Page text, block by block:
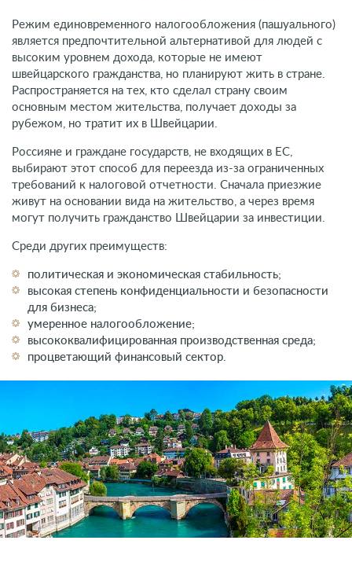
Режим единовременного налогообложения (пашуального)
является предпочтительной альтернативой для людей с
высоким уровнем дохода, которые не имеют
швейцарского гражданства, но планируют жить в стране.
Распространяется на тех, кто сделал страну своим
основным местом жительства, получает доходы за
рубежом, но тратит их в Швейцарии.
Россияне и граждане государств, не входящих в ЕС,
выбирают этот способ для переезда из-за ограниченных
требований к налоговой отчетности. Сначала приезжие
живут на основании вида на жительство, а через время
могут получить гражданство Швейцарии за инвестиции.
Среди других преимуществ:
политическая и экономическая стабильность;
высокая степень конфиденциальности и безопасности
для бизнеса;
умеренное налогообложение;
высококвалифицированная производственная среда;
процветающий финансовый сектор.